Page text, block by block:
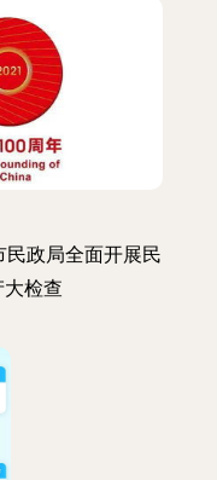
政局全面开展民
检查